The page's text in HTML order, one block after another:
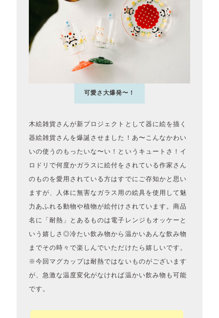
可愛さ大爆発〜！
木絵雑貨さんが新プロジェクトとして器に絵を描く
器絵雑貨さんを爆誕させました！あ〜こんなかわい
いの使うのもったいな〜い！というキュートさ！イ
ロドリで何度かガラスに絵付をされている作家さん
のものを愛用されている方はすでにご存知かと思い
ますが、人体に無害なガラス用の絵具を使用して魅
力あふれる動物や植物が絵付けされています。商品
名に「耐熱」とあるものは電子レンジもオッケーと
いう嬉しさ◎冷たい飲み物から温かいあんな飲み物
までその時々で楽しんでいただけたら嬉しいです。
※今回マグカップは耐熱ではないものがございます
が、急激な温度変化がなければ温かい飲み物も可能
です。